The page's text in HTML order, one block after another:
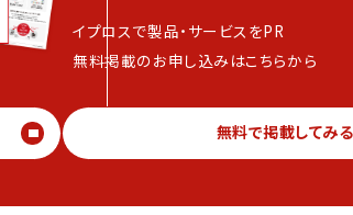
イプロスで製品・サービスをPR
無料掲載のお申し込みはこちらから
無料で掲載してみる